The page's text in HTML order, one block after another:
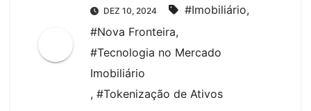
DEZ 10, 2024 #Imobiliário,
#Nova Fronteira,
#Tecnologia no Mercado
Imobiliário
, #Tokenização de Ativos